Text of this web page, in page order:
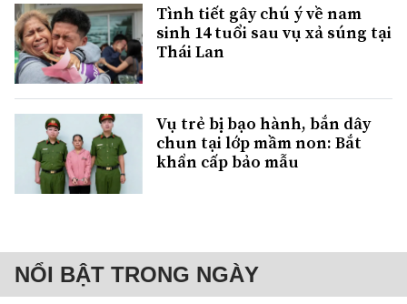
Tình tiết gây chú ý về nam
sinh 14 tuổi sau vụ xả súng tại
Thái Lan
Vụ trẻ bị bạo hành, bắn dây
chun tại lớp mầm non: Bắt
khẩn cấp bảo mẫu
NỔI BẬT TRONG NGÀY